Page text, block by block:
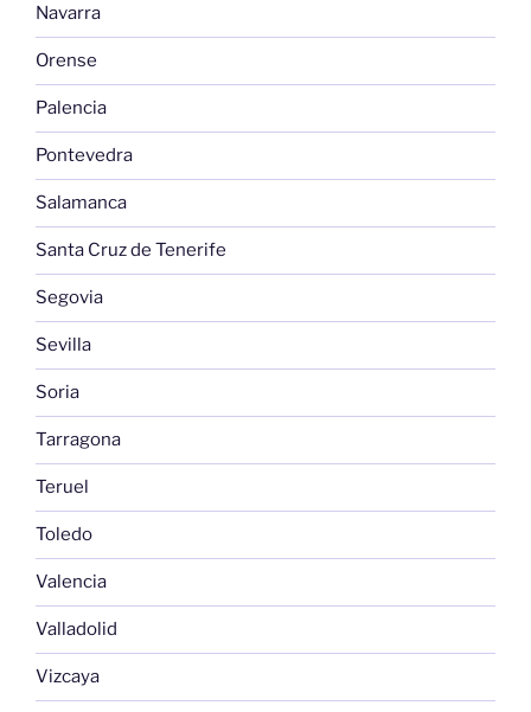
Navarra
Orense
Palencia
Pontevedra
Salamanca
Santa Cruz de Tenerife
Segovia
Sevilla
Soria
Tarragona
Teruel
Toledo
Valencia
Valladolid
Vizcaya